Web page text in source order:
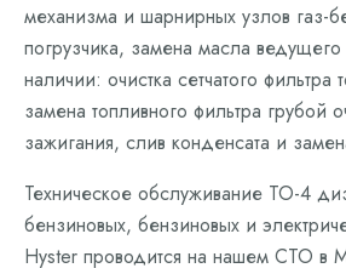
механизма и шарнирных узлов газ-
погрузчика, замена масла
наличии: очистка сетчатого фильтра
замена топливного фильтра грубой
зажигания, слив конденсата и
Техническое обслуживание ТО-4
бензиновых, бензиновых и
Hyster проводится на нашем СТО в